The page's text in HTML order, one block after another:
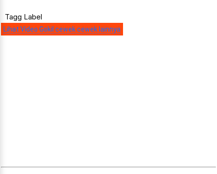
Tagg Label
Lihat Video Gokil cewek cewek lainnya